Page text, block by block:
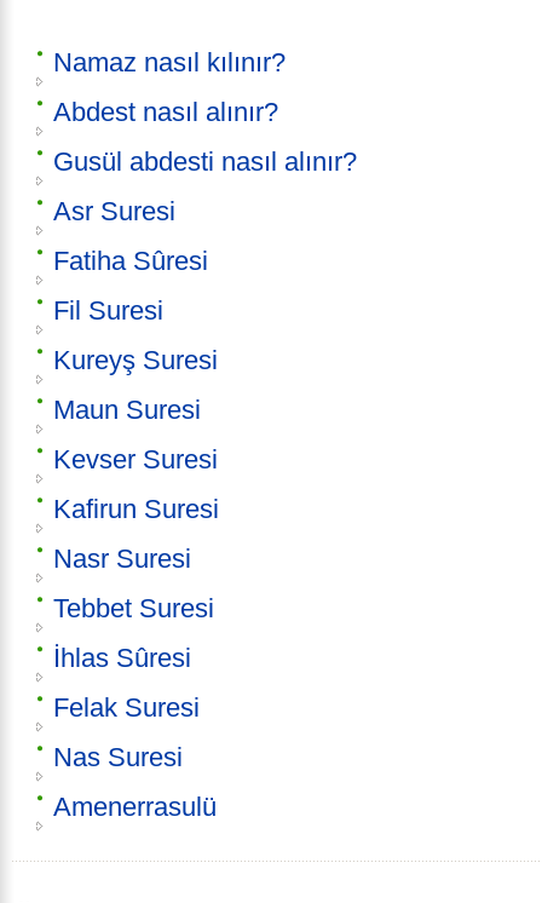
Namaz nasıl kılınır?
Abdest nasıl alınır?
Gusül abdesti nasıl alınır?
Asr Suresi
Fatiha Sûresi
Fil Suresi
Kureyş Suresi
Maun Suresi
Kevser Suresi
Kafirun Suresi
Nasr Suresi
Tebbet Suresi
İhlas Sûresi
Felak Suresi
Nas Suresi
Amenerrasulü